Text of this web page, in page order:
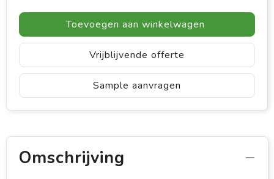
Toevoegen aan winkelwagen
Vrijblijvende offerte
Sample aanvragen
Omschrijving